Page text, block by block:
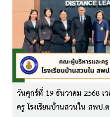
วันศุกร์ที่ 19 ธันวาคม 2568
ครู โรงเรียนบ้านสวนใน สพป.